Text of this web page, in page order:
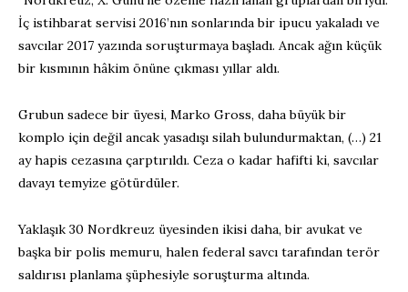
İç istihbarat servisi 2016’nın sonlarında bir ipucu yakaladı ve
savcılar 2017 yazında soruşturmaya başladı. Ancak ağın küçük
bir kısmının hâkim önüne çıkması yıllar aldı.
Grubun sadece bir üyesi, Marko Gross, daha büyük bir
komplo için değil ancak yasadışı silah bulundurmaktan, (…) 21
ay hapis cezasına çarptırıldı. Ceza o kadar hafifti ki, savcılar
davayı temyize götürdüler.
Yaklaşık 30 Nordkreuz üyesinden ikisi daha, bir avukat ve
başka bir polis memuru, halen federal savcı tarafından terör
saldırısı planlama şüphesiyle soruşturma altında.